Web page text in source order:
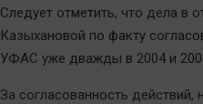
Следует отметить, что дела в
Казыхановой по факту
УФАС уже дважды в 2004 и
За согласованность